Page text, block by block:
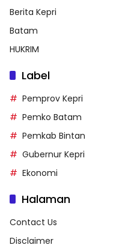
Berita Kepri
Batam
HUKRIM
Label
Pemprov Kepri
Pemko Batam
Pemkab Bintan
Gubernur Kepri
Ekonomi
Halaman
Contact Us
Disclaimer